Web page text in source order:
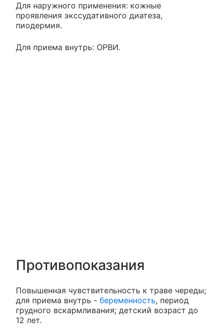
Для наружного применения: кожные
проявления экссудативного диатеза,
пиодермия.
Для приема внутрь: ОРВИ.
Противопоказания
Повышенная чувствительность к траве череды;
для приема внутрь - беременность, период
грудного вскармливания; детский возраст до
12 лет.